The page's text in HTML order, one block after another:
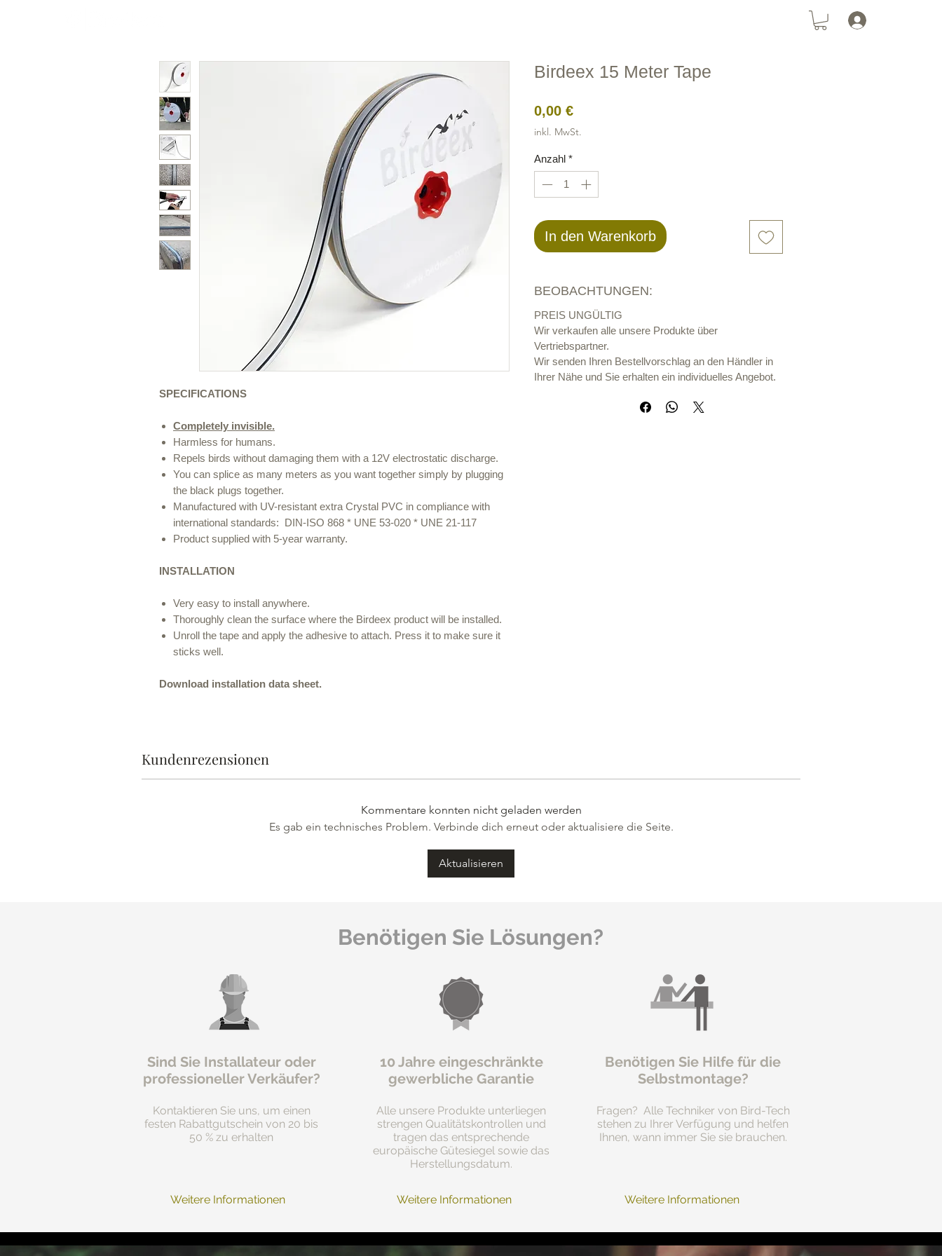
SPECIFICATIONS
Completely invisible.
Harmless for humans.
Repels birds without damaging them with a 12V electrostatic discharge.
You can splice as many meters as you want together simply by plugging
the black plugs together.
Manufactured with UV-resistant extra Crystal PVC in compliance with
international standards: DIN-ISO 868 * UNE 53-020 * UNE 21-117
Product supplied with 5-year warranty.
INSTALLATION
Very easy to install anywhere.
Thoroughly clean the surface where the Birdeex product will be installed.
Unroll the tape and apply the adhesive to attach. Press it to make sure it
sticks well.
Download installation data sheet.
Birdeex 15 Meter Tape
0,00 €Preis
inkl. MwSt.
Anzahl *
In den Warenkorb
BEOBACHTUNGEN:
PREIS UNGÜLTIG
Wir verkaufen alle unsere Produkte über
Vertriebspartner.
Wir senden Ihren Bestellvorschlag an den Händler in
Ihrer Nähe und Sie erhalten ein individuelles Angebot.
Kundenrezensionen
Kommentare konnten nicht geladen werden
Es gab ein technisches Problem. Verbinde dich erneut oder aktualisiere die Seite.
Aktualisieren
Benötigen Sie Lösungen?
Sind Sie Installateur oder
professioneller Verkäufer?
Kontaktieren Sie uns, um einen
festen Rabattgutschein von 20 bis
50 % zu erhalten
10 Jahre eingeschränkte
gewerbliche Garantie
Alle unsere Produkte unterliegen
strengen Qualitätskontrollen und
tragen das entsprechende
europäische Gütesiegel sowie das
Herstellungsdatum.
Benötigen Sie Hilfe für die
Selbstmontage?
Fragen? Alle Techniker von Bird-Tech
stehen zu Ihrer Verfügung und helfen
Ihnen, wann immer Sie sie brauchen.
Weitere Informationen Weitere Informationen
Weitere Informationen